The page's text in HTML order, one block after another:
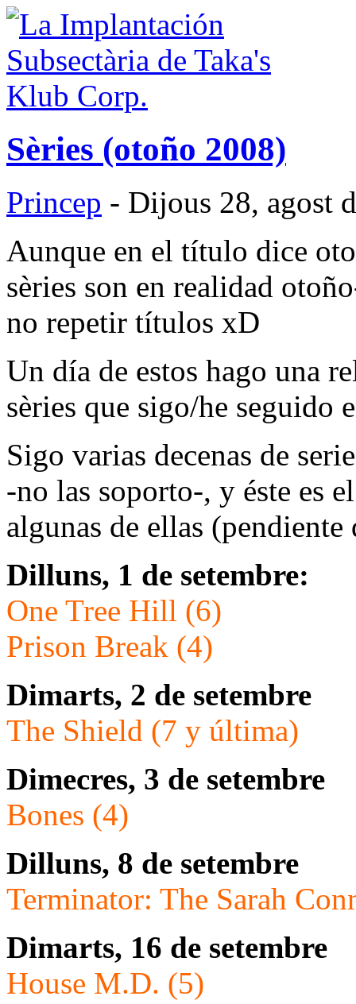
Sèries (otoño 2008)
Princep - Dijous 28, agost
Aunque en el título dice
sèries son en realidad
no repetir títulos xD
Un día de estos hago una
sèries que sigo/he seguido
Sigo varias decenas de
-no las soporto-, y éste es
algunas de ellas
Dilluns, 1 de setembre:
One Tree Hill (6)
Prison Break (4)
Dimarts, 2 de setembre
The Shield (7 y última)
Dimecres, 3 de setembre
Bones (4)
Dilluns, 8 de setembre
Terminator: The Sarah
Dimarts, 16 de setembre
House M.D. (5)